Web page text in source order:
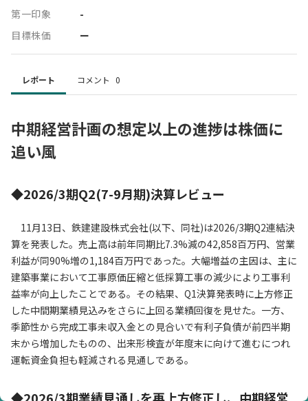
第一印象 -
目標株価 ー
レポート コメント 0
中期経営計画の想定以上の進捗は株価に
追い風
◆2026/3期Q2(7-9月期)決算レビュー
11月13日、鉄建建設株式会社(以下、同社)は2026/3期Q2連結決
算を発表した。売上高は前年同期比7.3%減の42,858百万円、営業
利益が同90%増の1,184百万円であった。大幅増益の主因は、主に
建築事業において工事原価圧縮と低採算工事の減少により工事利
益率が向上したことである。その結果、Q1決算発表時に上方修正
した中間期業績見込みをさらに上回る業績回復を見せた。一方、
季節性から完成工事未収入金との見合いで有利子負債が前四半期
末から増加したものの、出来形検査が年度末に向けて進むにつれ
運転資金負担も軽減される見通しである。